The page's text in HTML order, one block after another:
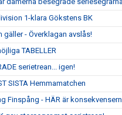
1-klara Gökstens BK
gäller - Överklagan avslås!
TABELLER
serietrean... igen!
SISTA Hemmamatchen
Finspång - HÄR är